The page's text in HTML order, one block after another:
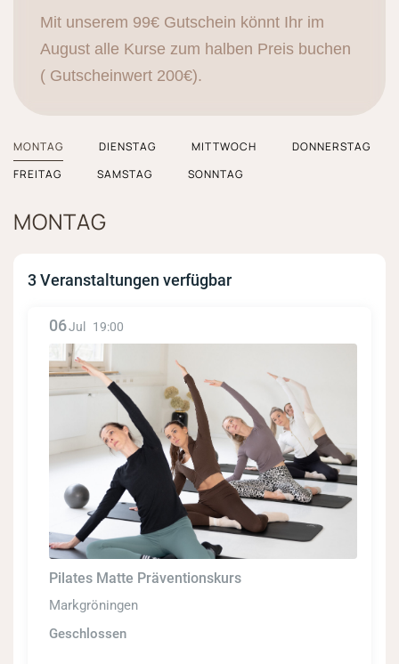
Mit unserem 99€ Gutschein könnt Ihr im
August alle Kurse zum halben Preis buchen
( Gutscheinwert 200€).
MONTAG DIENSTAG MITTWOCH
DONNERSTAG
FREITAG
SAMSTAG SONNTAG
MONTAG
3 Veranstaltungen verfügbar
06Jul 19:00
Pilates Matte Präventionskurs
Markgröningen
Geschlossen